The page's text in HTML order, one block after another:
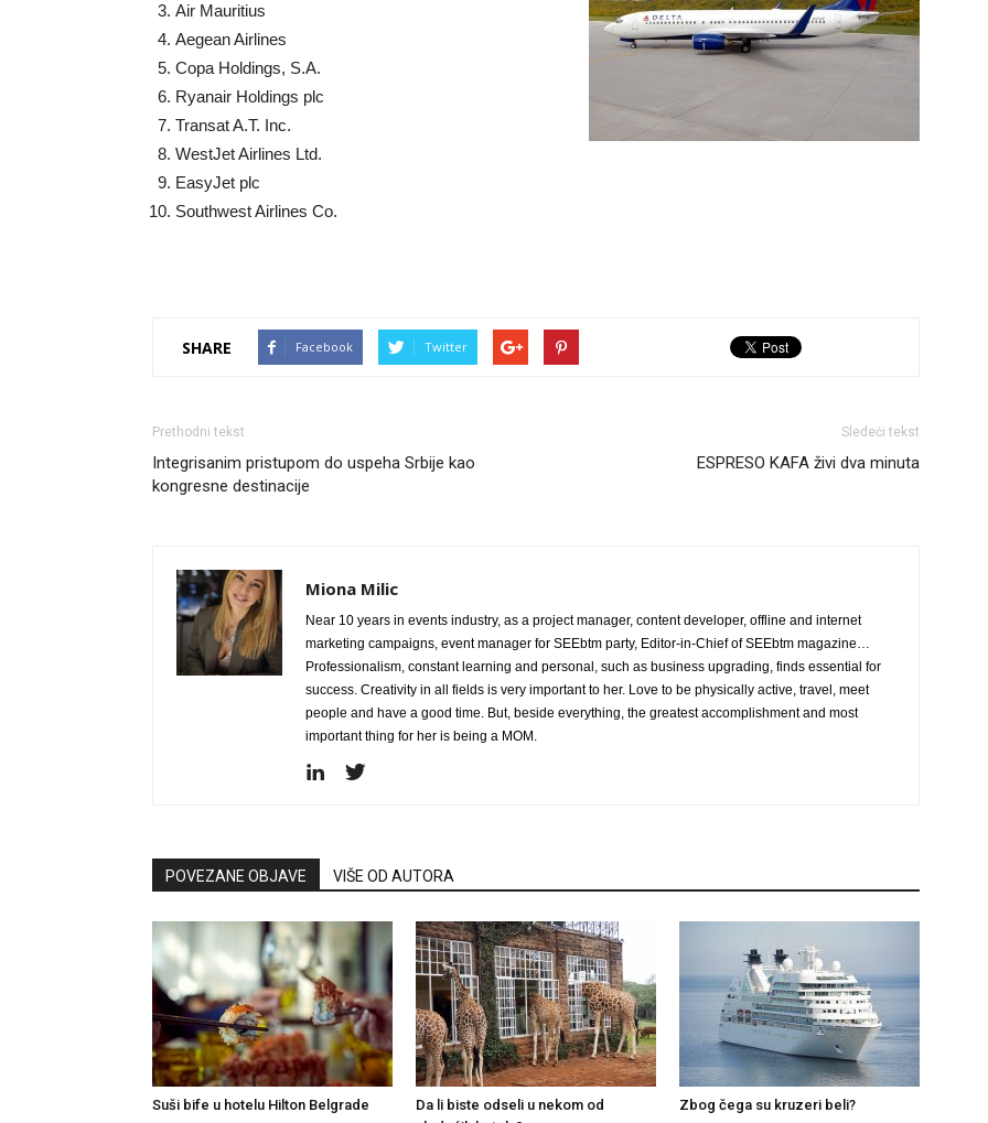
Air Mauritius
Aegean Airlines
Copa Holdings, S.A.
Ryanair Holdings plc
Transat A.T. Inc.
WestJet Airlines Ltd.
EasyJet plc
Southwest Airlines Co.
SHARE Facebook Twitter
Prethodni tekst
Integrisanim pristupom do uspeha Srbije kao
kongresne destinacije
Sledeći tekst
ESPRESO KAFA živi dva minuta
Miona Milic
Near 10 years in events industry, as a project manager, content developer, offline and internet
marketing campaigns, event manager for SEEbtm party, Editor-in-Chief of SEEbtm magazine…
Professionalism, constant learning and personal, such as business upgrading, finds essential for
success. Creativity in all fields is very important to her. Love to be physically active, travel, meet
people and have a good time. But, beside everything, the greatest accomplishment and most
important thing for her is being a MOM.
POVEZANE OBJAVE VIŠE OD AUTORA
Suši bife u hotelu Hilton Belgrade
Da li biste odseli u nekom od
Zbog čega su kruzeri beli?